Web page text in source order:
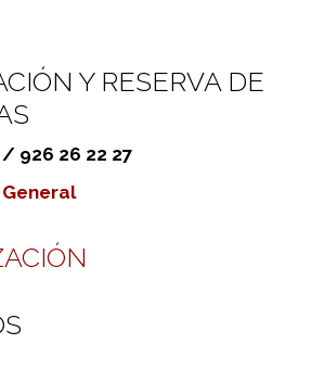
Y RESERVA DE
/ 926 26 22 27